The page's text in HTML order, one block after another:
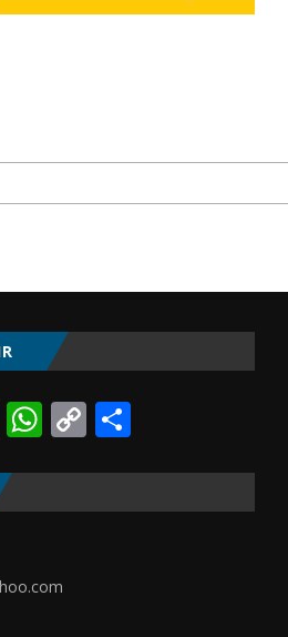
LinkedIn
WhatsApp
Copy